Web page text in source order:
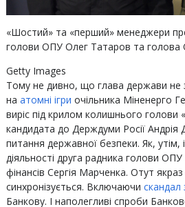
«Шостий» та «перший» менеджери
голови ОПУ Олег Татаров та голова
Getty Images
Тому не дивно, що глава держави не
на атомні ігри очільника Міненерго
виріс під крилом колишнього голови
кандидата до Держдуми Росії Андрія
питання державної безпеки. Як, утім,
діяльності друга радника голови
фінансів Сергія Марченка. Отут
синхронізується. Включаючи скандал
Банкову. І наполегливі спроби